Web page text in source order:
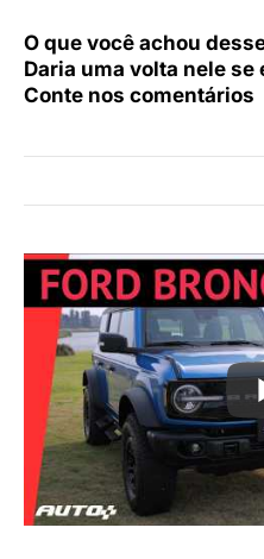
O que você achou
Daria uma volta nele se
Conte nos comentários